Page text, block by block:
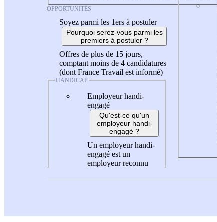
OPPORTUNITÉS
Soyez parmi les 1ers à postuler
Pourquoi serez-vous parmi les
premiers à postuler ?
Offres de plus de 15 jours,
comptant moins de 4 candidatures
(dont France Travail est informé)
HANDICAP
Employeur handi-
engagé
Qu'est-ce qu'un
employeur handi-
engagé ?
Un employeur handi-
engagé est un
employeur reconnu